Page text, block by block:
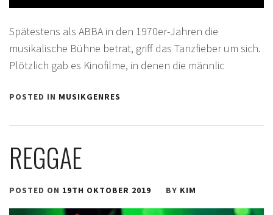
Spätestens als ABBA in den 1970er-Jahren die
musikalische Bühne betrat, griff das Tanzfieber um sich.
Plötzlich gab es Kinofilme, in denen die männlic
POSTED IN MUSIKGENRES
REGGAE
POSTED ON 19TH OKTOBER 2019 BY KIM